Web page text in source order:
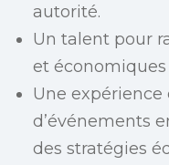
autorité.
Un talent pour
et
Une
d’événements
des stratégies